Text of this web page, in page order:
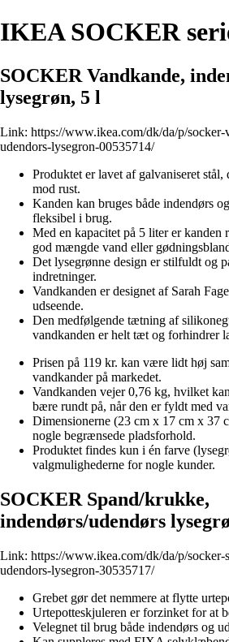
IKEA SOCKER
SOCKER Vandkande,
lysegrøn, 5 l
Link: https://www.ikea.com/dk/da/p/socker-
udendors-lysegron-00535714/
Produktet er lavet af galvaniseret stål,
mod rust.
Kanden kan bruges både indendørs
fleksibel i brug.
Med en kapacitet på 5 liter er kanden
god mængde vand eller
Det lysegrønne design er stilfuldt og
indretninger.
Vandkanden er designet af Sarah
udseende.
Den medfølgende tætning af
vandkanden er helt tæt og forhindrer
Prisen på 119 kr. kan være lidt høj
vandkander på markedet.
Vandkanden vejer 0,76 kg, hvilket
bære rundt på, når den er fyldt med
Dimensionerne (23 cm x 17 cm x 37
nogle begrænsede pladsforhold.
Produktet findes kun i én farve
valgmulighederne for nogle kunder.
SOCKER Spand/krukke,
indendørs/udendørs
Link: https://www.ikea.com/dk/da/p/
udendors-lysegron-30535717/
Grebet gør det nemmere at flytte
Urtepotteskjuleren er forzinket for at
Velegnet til brug både indendørs og